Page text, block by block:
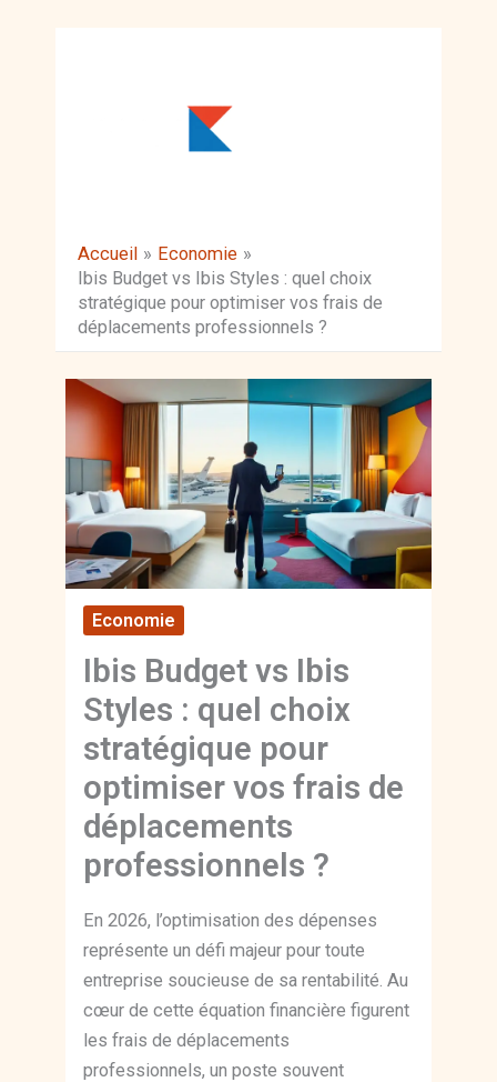
Accueil
Economie
Ibis Budget vs Ibis Styles : quel choix
stratégique pour optimiser vos frais de
déplacements professionnels ?
Economie
Ibis Budget vs Ibis
Styles : quel choix
stratégique pour
optimiser vos frais de
déplacements
professionnels ?
En 2026, l’optimisation des dépenses
représente un défi majeur pour toute
entreprise soucieuse de sa rentabilité. Au
cœur de cette équation financière figurent
les frais de déplacements
professionnels, un poste souvent